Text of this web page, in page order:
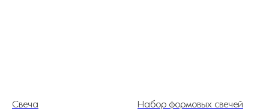
Свеча
Набор формовых свечей